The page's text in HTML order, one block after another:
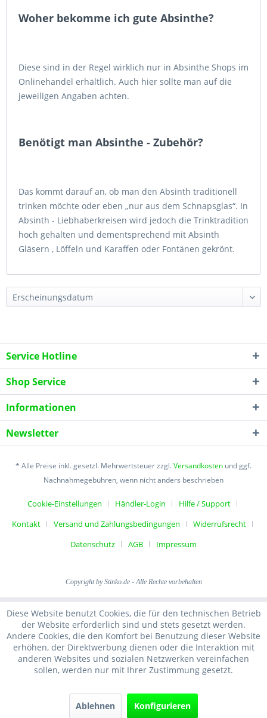
Woher bekomme ich gute Absinthe?
Diese sind in der Regel wirklich nur in Absinthe Shops im
Onlinehandel erhältlich. Auch hier sollte man auf die
jeweiligen Angaben achten.
Benötigt man Absinthe - Zubehör?
Das kommt darauf an, ob man den Absinth traditionell
trinken möchte oder eben „nur aus dem Schnapsglas“. In
Absinth - Liebhaberkreisen wird jedoch die Trinktradition
hoch gehalten und dementsprechend mit Absinth
Gläsern , Löffeln und Karaffen oder Fontänen gekrönt.
Service Hotline
Shop Service
Informationen
Newsletter
* Alle Preise inkl. gesetzl. Mehrwertsteuer zzgl.Versandkosten und ggf.
Nachnahmegebühren, wenn nicht anders beschrieben
Cookie-Einstellungen Händler-Login
Hilfe / Support
Kontakt
Versand und Zahlungsbedingungen
Widerrufsrecht
Datenschutz
AGB Impressum
Copyright by Stinko.de - Alle Rechte vorbehalten
Diese Website benutzt Cookies, die für den technischen Betrieb
der Website erforderlich sind und stets gesetzt werden.
Andere Cookies, die den Komfort bei Benutzung dieser Website
erhöhen, der Direktwerbung dienen oder die Interaktion mit
anderen Websites und sozialen Netzwerken vereinfachen
sollen, werden nur mit Ihrer Zustimmung gesetzt.
Ablehnen Konfigurieren